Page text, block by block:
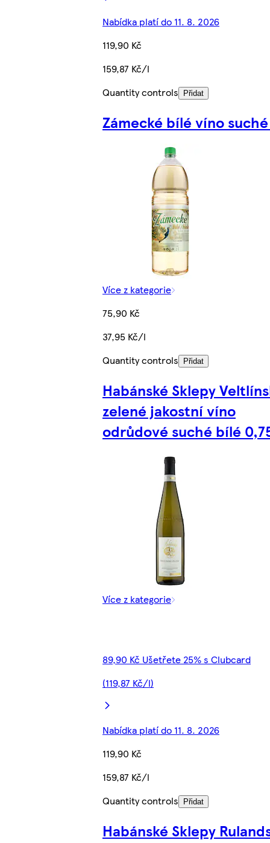
Nabídka platí do 11. 8. 2026
119,90 Kč
159,87 Kč/l
Quantity controls
Přidat
Zámecké bílé víno
Více z kategorie
75,90 Kč
37,95 Kč/l
Quantity controls
Přidat
Habánské Sklepy
zelené jakostní víno
odrůdové suché bílé
Více z kategorie
89,90 Kč Ušetřete 25% s Clubcard
(119,87 Kč/l)
Nabídka platí do 11. 8. 2026
119,90 Kč
159,87 Kč/l
Quantity controls
Přidat
Habánské Sklepy